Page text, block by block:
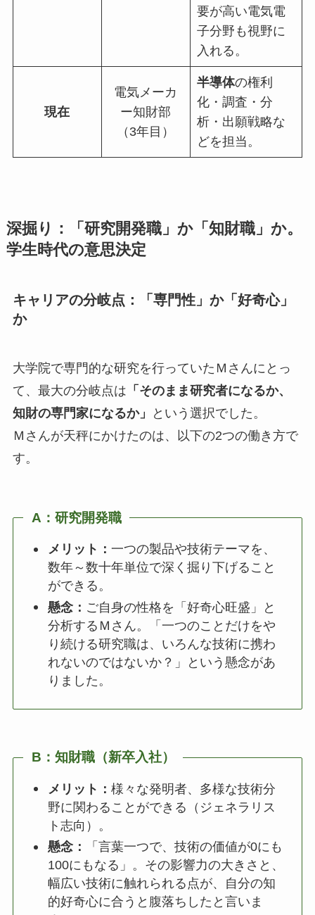
要が高い電気電
子分野も視野に
入れる。
現在
電気メーカ
ー知財部
（3年目）
半導体の権利
化・調査・分
析・出願戦略な
どを担当。
深掘り：「研究開発職」か「知財職」か。
学生時代の意思決定
キャリアの分岐点：「専門性」か「好奇心」
か
大学院で専門的な研究を行っていたＭさんにとっ
て、最大の分岐点は 「そのまま研究者になるか、
知財の専門家になるか」
という選択でした。
Ｍさんが天秤にかけたのは、以下の2つの働き方で
す。
A：研究開発職
メリット：一つの製品や技術テーマを、
数年～数十年単位で深く掘り下げること
ができる。
懸念： ご自身の性格を「好奇心旺盛」と
分析するＭさん。「一つのことだけをや
り続ける研究職は、いろんな技術に携わ
れないのではないか？」という懸念があ
りました。
B：知財職（新卒入社）
メリット：様々な発明者、多様な技術分
野に関わることができる（ジェネラリス
ト志向）。
懸念：
「言葉一つで、技術の価値が0にも
100にもなる」。その影響力の大きさと、
幅広い技術に触れられる点が、自分の知
的好奇心に合うと腹落ちしたと言いま